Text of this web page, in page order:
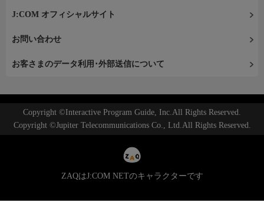
J:COM オフィシャルサイト
お問い合わせ
お客さまのデータ利用･外部送信について
Copyright ©Interactive Program Guide, Inc.All Rights Reserved.
Copyright ©Jupiter Telecommunications Co., Ltd.All Rights Reserved.
ZAQはJ:COM NETのキャラクターです